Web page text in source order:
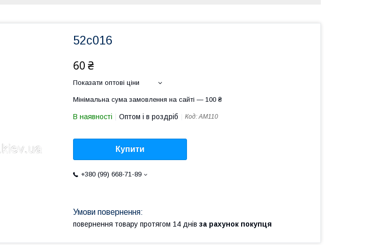
52с016
60 ₴
Показати оптові ціни
Мінімальна сума замовлення на сайті — 100 ₴
В наявності Оптом і в роздріб Код:АМ110
Купити
+380 (99) 668-71-89
повернення товару протягом 14 днів за рахунок покупця